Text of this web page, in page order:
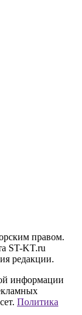
правом.
ST-KT.ru
редакции.
информации
Политика